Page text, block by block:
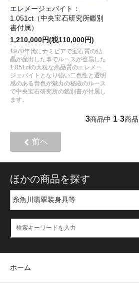
エレメージェバイト：
1.051ct（中央宝石研究所鑑別
書付属）
1,210,000円(税110,000円)
1970年代にナミビアで宝石質の結
晶が産出した事でルースが登場した
1.051ctの大粒な高品質のエレメー
ジェバイトとなり強い二色性と透明
感のある青色が魅力の秘蔵のルース
で中央宝石研究所の鑑別書が付属し
ます。
3商品中 1-3商品
前へ
ほかの商品を探す
ホーム